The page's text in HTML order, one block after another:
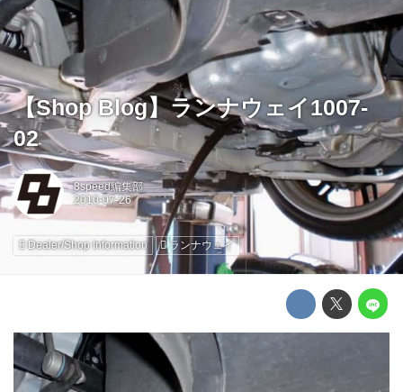
Porsche
Motorsport
Essay
【Shop Blog】ランナウェイ1007-
02
8speed編集部
Dealer/Shop Information ランナウェイ